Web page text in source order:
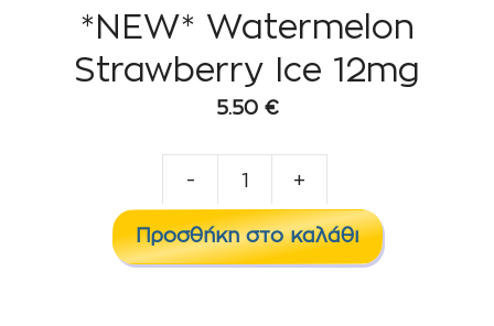
*NEW* Watermelon
Strawberry Ice 12mg
5.50 €
-
Watermelon
Strawberry
+
Προσθήκη στο καλάθι